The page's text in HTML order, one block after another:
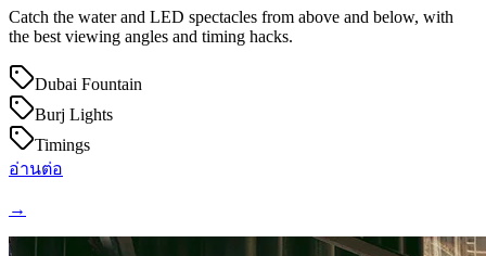
Catch the water and LED spectacles from above and below, with
the best viewing angles and timing hacks.
Dubai Fountain
Burj Lights
Timings
อ่านต่อ
→